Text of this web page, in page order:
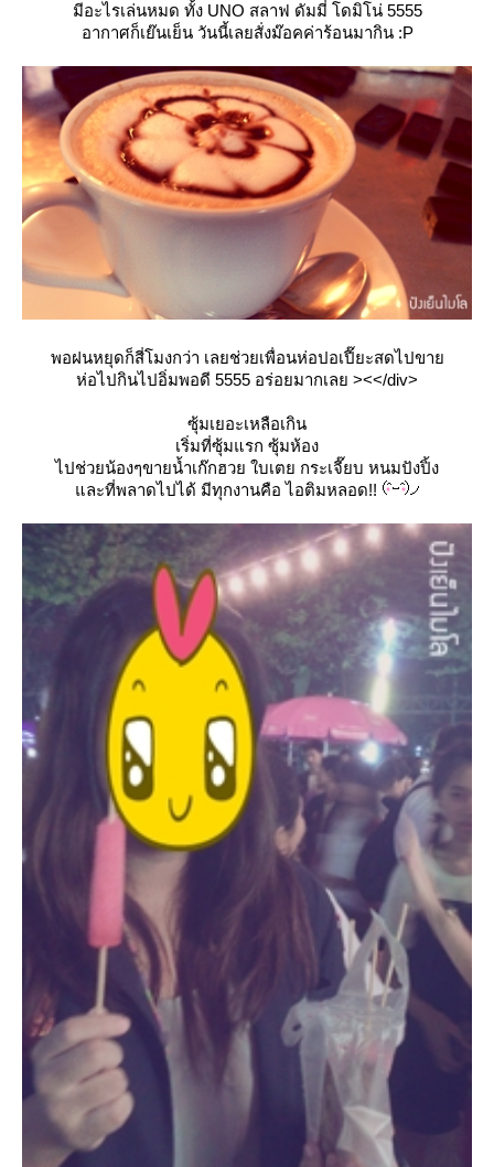
มีอะไรเล่นหมด ทั้ง UNO สลาฟ ดัมมี่ โดมิโน่ 5555
อากาศก็เย๊นเย็น วันนี้เลยสั่งม๊อคค่าร้อนมากิน :P
พอฝนหยุดก็สี่โมงกว่า เลยช่วยเพื่อนห่อปอเปี๊ยะสดไปขา
ห่อไปกินไปอิ่มพอดี 5555 อร่อยมากเลย ><</div>
ซุ้มเยอะเหลือเกิน
เริ่มที่ซุ้มแรก ซุ้มห้อง
ไปช่วยน้องๆขายน้ำเก๊กฮวย ใบเตย กระเจี๊ยบ หนมปังปิ้ง
ละที่พลาดไปได้ มีทุกงานคือ ไอติมหลอด!!